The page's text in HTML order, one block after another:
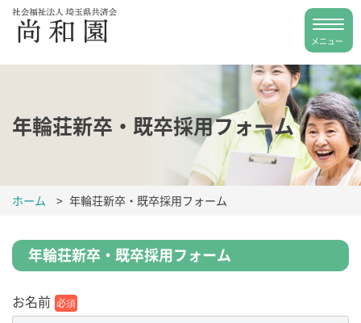
年輪荘新卒・既卒採用フォーム
ホーム > 年輪荘新卒・既卒採用フォーム
年輪荘新卒・既卒採用フォーム
お名前 必須